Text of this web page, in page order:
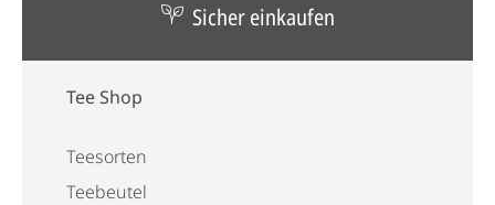
Sicher einkaufen
Tee Shop
Teesorten
Teebeutel